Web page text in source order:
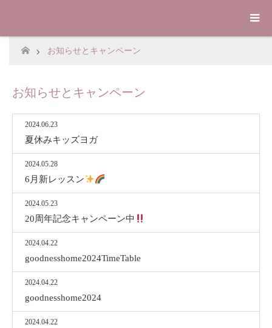
ホーム
お知らせとキャンペーン
お知らせとキャンペーン
2024.06.23
夏休みキッズヨガ
2024.05.28
6月新レッスン
2024.05.23
20周年記念キャンペーン中
2024.04.22
goodnesshome2024TimeTable
2024.04.22
goodnesshome2024
2024.04.22